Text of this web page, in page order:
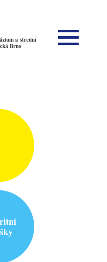
a střední
Brno